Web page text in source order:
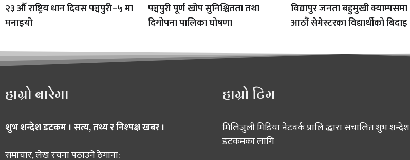
२३ औँ राष्ट्रिय धान दिवस पञ्चपुरी–५ मा
मनाइयाे
पञ्चपुरी पूर्ण खोप सुनिश्चितता तथा
दिगोपना पालिका घोषणा
विद्यापुर जनता बहुमुखी क्याम्पसमा
आठौं सेमेस्टरका विद्यार्थीको बिदाइ
हाम्रो बारेमा
शुभ शन्देश डटकम । सत्य, तथ्य र निश्पक्ष खबर ।
समाचार, लेख रचना पठाउने ठेगाना:
हाम्रो टिम
मिलिजुली मिडिया नेटवर्क प्रालि द्धारा संचालित शुभ शन्देश
डटकमका लागि